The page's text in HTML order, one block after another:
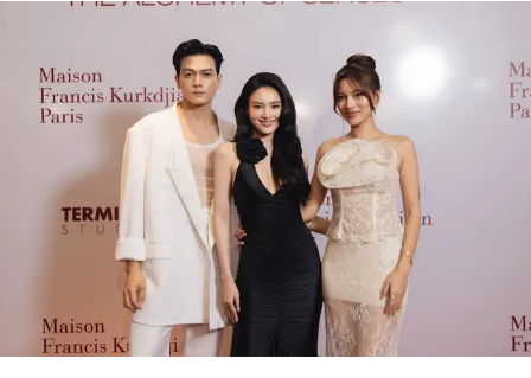
đang âm thầm tạo nên sự khác biệt nơi hàng phòng